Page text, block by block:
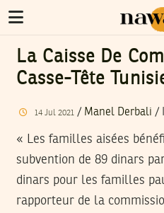
La Caisse De
Casse-Tête
14 Jul 2021/ Manel Derbali /
« Les familles aisées
subvention de 89 dinars
dinars pour les familles
rapporteur de la